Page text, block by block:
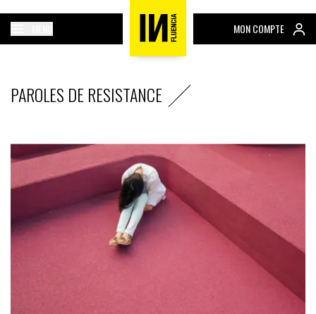
MON COMPTE
PAROLES DE RESISTANCE